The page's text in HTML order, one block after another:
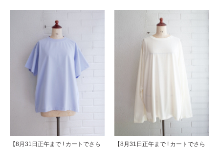
【8月31日正午まで ! カートでさら
【8月31日正午まで ! カートでさら